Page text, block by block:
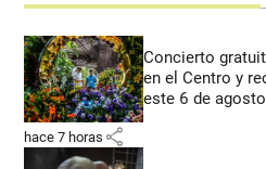
Concierto
en el Centro y
este 6 de
hace 7 horas share